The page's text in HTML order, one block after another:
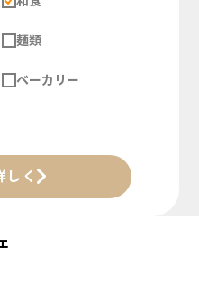
麺類
ベーカリー
しく